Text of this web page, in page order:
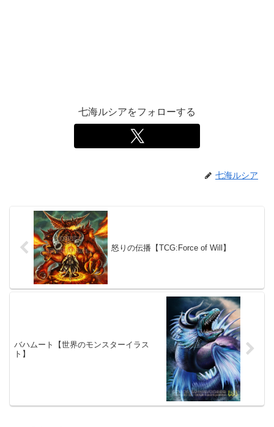
七海ルシアをフォローする
七海ルシア
怒りの伝播【TCG:Force of Will】
バハムート【世界のモンスターイラス
ト】